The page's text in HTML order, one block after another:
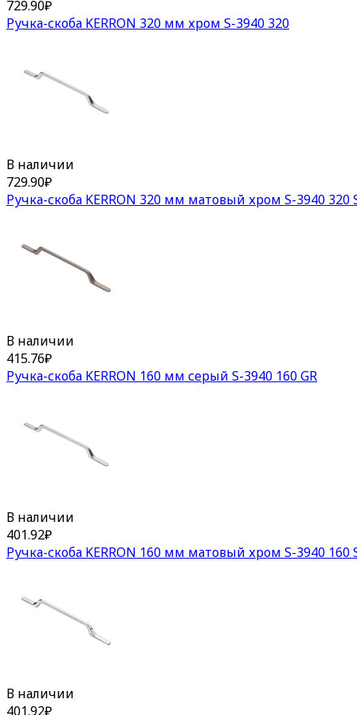
729.90₽
Ручка-скоба KERRON 320 мм хром S-3940 320
В наличии
729.90₽
Ручка-скоба KERRON 320 мм матовый хром S-3940 320
В наличии
415.76₽
Ручка-скоба KERRON 160 мм серый S-3940 160 GR
В наличии
401.92₽
Ручка-скоба KERRON 160 мм матовый хром S-3940 160
В наличии
401.92₽